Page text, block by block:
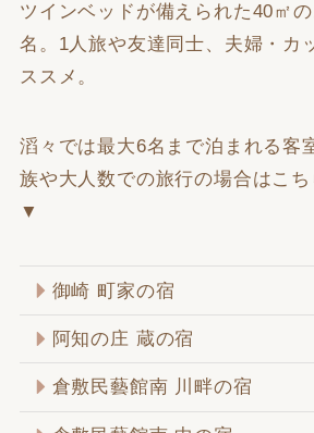
ツインベッドが備えられた40㎡
名。1人旅や友達同士、夫婦・カ
ススメ。
滔々では最大6名まで泊まれる客
族や大人数での旅行の場合はこ
▼
御崎 町家の宿
阿知の庄 蔵の宿
倉敷民藝館南 川畔の宿